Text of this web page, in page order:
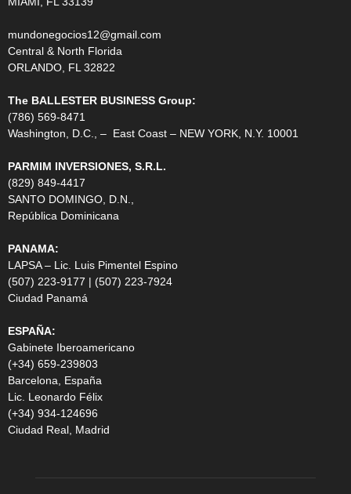
mundonegocios12@gmail.com
Central & North Florida
ORLANDO, FL 32822
The BALLESTER BUSINESS Group:
(786) 569-8471
Washington, D.C., – East Coast – NEW YORK, N.Y. 10001
PARMIM INVERSIONES, S.R.L.
(829) 849-4417
SANTO DOMINGO, D.N.,
República Dominicana
PANAMA:
LAPSA – Lic. Luis Pimentel Espino
(507) 223-9177 | (507) 223-7924
Ciudad Panamá
ESPAÑA:
Gabinete Iberoamericano
(+34) 659-239803
Barcelona, España
Lic. Leonardo Félix
(+34) 934-124696
Ciudad Real, Madrid